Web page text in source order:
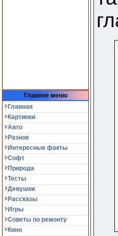
Главное меню
Главная
Картинки
Авто
Разное
Интересные факты
Софт
Природа
Тесты
Девушки
Рассказы
Игры
Советы по ремонту
Кино